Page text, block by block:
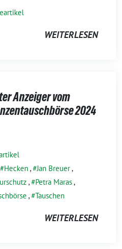
WEITERLESEN
Anzeiger vom
2024
Hecken, Jan Breuer,
, Petra Maras,
, Tauschen
WEITERLESEN